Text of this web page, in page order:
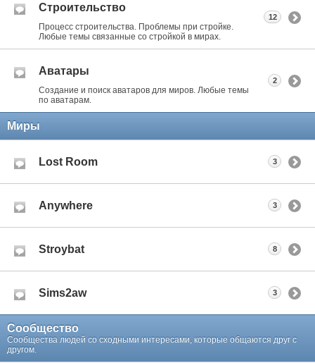
Строительство
Процесс строительства. Проблемы при стройке.
Любые темы связанные со стройкой в мирах.
12
Аватары
Создание и поиск аватаров для миров. Любые темы
по аватарам.
2
Миры
Lost Room 3
Anywhere 3
Stroybat 8
Sims2aw 3
Сообщество
Сообщества людей со сходными интересами, которые общаются друг с
другом.